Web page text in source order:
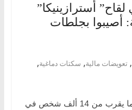
أسترازينيكا”
أصيبوا بجلطات
, تعويضات مالية, سكتات دماغية,
وكالات أظهرت أرقام جديدة أن ما يقرب من 14 ألف شخص في